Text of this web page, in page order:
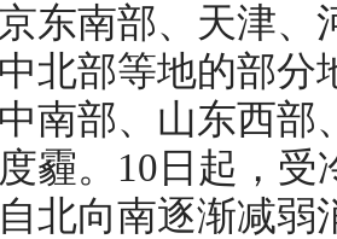
东南部、天津、
北部等地的部分
南部、山东西部
霾。10日起，
北向南逐渐减弱